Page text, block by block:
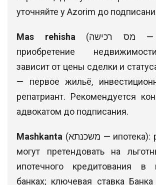
уточняйте у Azorim до
Mas rehisha (מס רכישה — налог на
приобретение
зависит от цены сделки и
— первое жильё,
репатриант. Рекомендуется
адвокатом до подписания.
Mashkanta (משכנתא — ипотека): репатрианты
могут претендовать на
ипотечного кредитования в
банках; ключевая ставка